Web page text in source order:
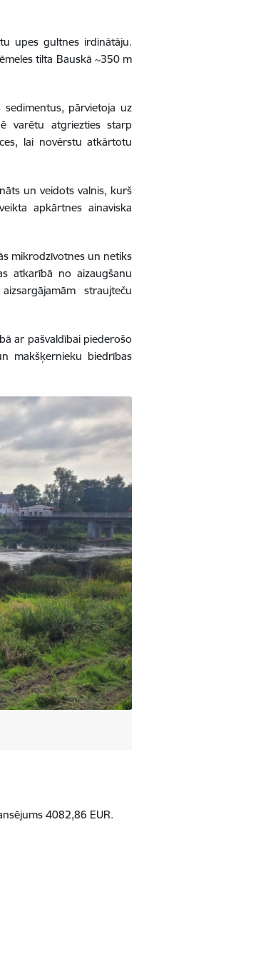
upes gultnes irdinātāju.
tilta Bauskā ~350 m
pārvietoja uz
varētu atgriezties starp
lai novērstu atkārtotu
un veidots valnis, kurš
apkārtnes ainaviska
mikrodzīvotnes un netiks
atkarībā no aizaugšanu
straujteču
ar pašvaldībai piederošo
makšķernieku biedrības
4082,86 EUR.